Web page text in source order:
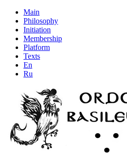
Main
Philosophy
Initiation
Membership
Platform
Texts
En
Ru